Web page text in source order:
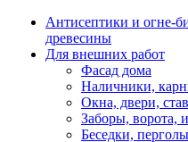
Антисептики и огне-
древесины
Для внешних работ
Фасад дома
Наличники,
Окна, двери,
Заборы, ворота,
Беседки, перголы